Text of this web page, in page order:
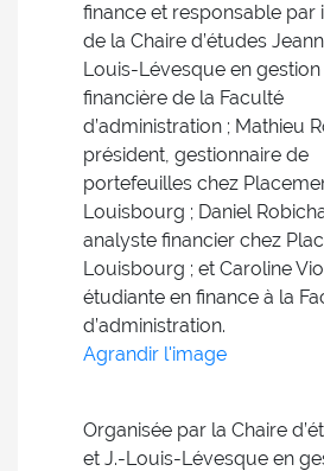
finance et responsable par
de la Chaire d’études
Louis-Lévesque en gestion
financière de la Faculté
d’administration ; Mathieu
président, gestionnaire de
portefeuilles chez
Louisbourg ; Daniel
analyste financier chez
Louisbourg ; et Caroline
étudiante en finance à la
d’administration.
Agrandir l'image
Organisée par la Chaire
et J.-Louis-Lévesque en